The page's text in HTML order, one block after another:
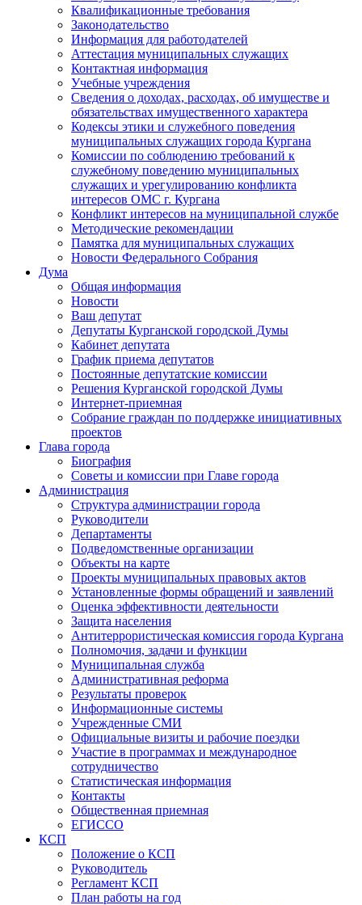
Квалификационные требования
Законодательство
Информация для работодателей
Аттестация муниципальных служащих
Контактная информация
Учебные учреждения
Сведения о доходах, расходах, об имуществе и
обязательствах имущественного характера
Кодексы этики и служебного поведения
муниципальных служащих города Кургана
Комиссии по соблюдению требований к
служебному поведению муниципальных
служащих и урегулированию конфликта
интересов ОМС г. Кургана
Конфликт интересов на муниципальной службе
Методические рекомендации
Памятка для муниципальных служащих
Новости Федерального Cобрания
Дума
Общая информация
Новости
Ваш депутат
Депутаты Курганской городской Думы
Кабинет депутата
График приема депутатов
Постоянные депутатские комиссии
Решения Курганской городской Думы
Интернет-приемная
Собрание граждан по поддержке инициативных
проектов
Глава города
Биография
Советы и комиссии при Главе города
Администрация
Структура администрации города
Руководители
Департаменты
Подведомственные организации
Объекты на карте
Проекты муниципальных правовых актов
Установленные формы обращений и заявлений
Оценка эффективности деятельности
Защита населения
Антитеррористическая комиссия города Кургана
Полномочия, задачи и функции
Муниципальная служба
Административная реформа
Результаты проверок
Информационные системы
Учрежденные СМИ
Официальные визиты и рабочие поездки
Участие в программах и международное
сотрудничество
Статистическая информация
Контакты
Общественная приемная
ЕГИССО
КСП
Положение о КСП
Руководитель
Регламент КСП
План работы на год